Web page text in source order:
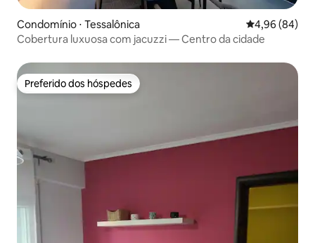
Condomínio ⋅ Tessalônica 4,96 de uma
4,96 (84)
Cobertura luxuosa com jacuzzi — Centro da cidade
Preferido dos hóspedes
Preferido dos hóspedes